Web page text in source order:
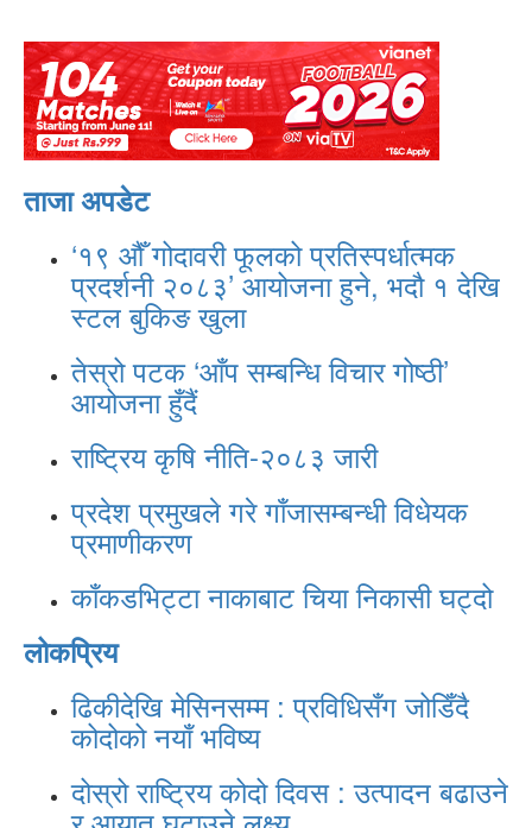
ताजा अपडेट
‘१९ औँ गोदावरी फूलको प्रतिस्पर्धात्मक
प्रदर्शनी २०८३’ आयोजना हुने, भदौ १ देखि
स्टल बुकिङ खुला
तेस्रो पटक ‘आँप सम्बन्धि विचार गोष्ठी’
आयोजना हुँदैं
राष्ट्रिय कृषि नीति-२०८३ जारी
प्रदेश प्रमुखले गरे गाँजासम्बन्धी विधेयक
प्रमाणीकरण
काँकडभिट्टा नाकाबाट चिया निकासी घट्दो
लोकप्रिय
ढिकीदेखि मेसिनसम्म : प्रविधिसँग जोडिँदै
कोदोको नयाँ भविष्य
दोस्रो राष्ट्रिय कोदो दिवस : उत्पादन बढाउने